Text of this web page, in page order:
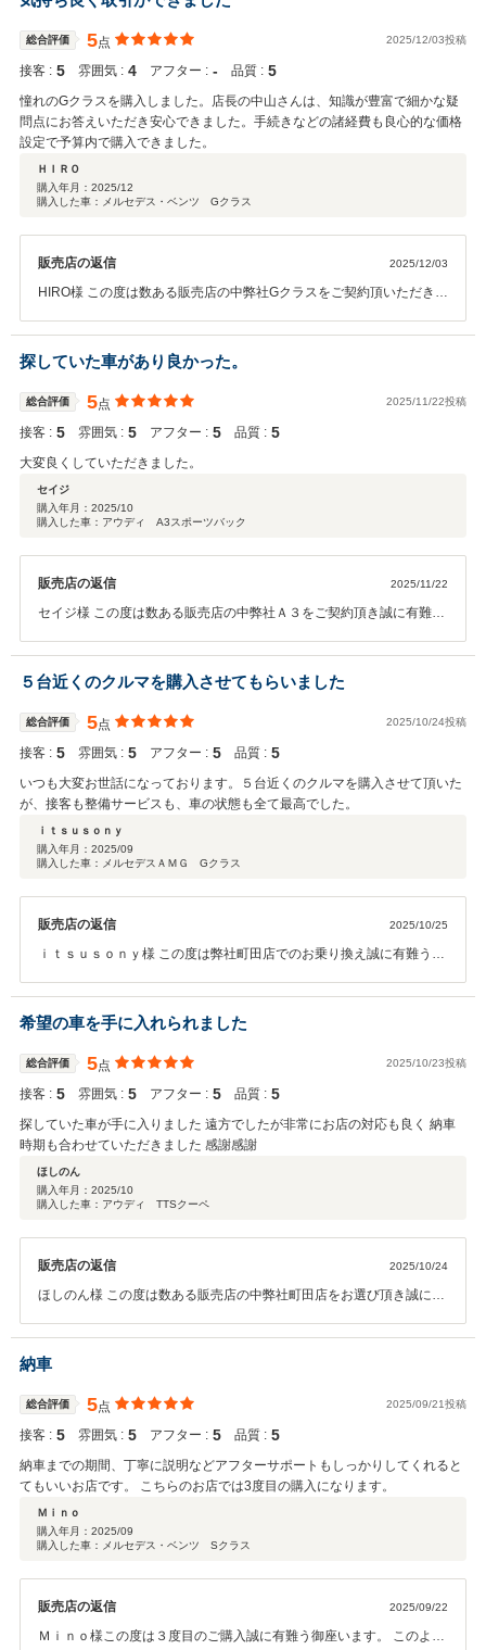
す。 中山
総合評価 5点 2025/12/03投稿
接客 : 5 雰囲気 : 4 アフター : ‐ 品質 : 5
憧れのGクラスを購入しました。店長の中山さんは、知識が豊富で細かな疑
問点にお答えいただき安心できました。手続きなどの諸経費も良心的な価格
設定で予算内で購入できました。
ＨＩＲＯ
購入年月： 2025/12
購入した車：メルセデス・ベンツ Gクラス
販売店の返信 2025/12/03
HIRO様 この度は数ある販売店の中弊社Gクラスをご契約頂いただき誠
家族でじっくりご検討頂け私も安心してご紹介出来ました。 本日無事
ご納車出来ましたこと嬉しく思っております。 今後もメンテナンスや
車検など精一杯サポートさせて頂きますので引き続きどうぞ宜しくお
願い致します。 それではGクラスライフを存分にお楽しみください！
中山
探していた車があり良かった。
総合評価 5点 2025/11/22投稿
接客 : 5 雰囲気 : 5 アフター : 5 品質 : 5
大変良くしていただきました。
セイジ
購入年月： 2025/10
購入した車：アウディ A3スポーツバック
販売店の返信 2025/11/22
セイジ様 この度は数ある販売店の中弊社Ａ３をご契約頂き誠に有難う
ます。 いつも穏やかな雰囲気で、お車がお好きな様子やお二人の仲の
良さが感じられ よいご納車日を迎えられたと安心致しました＾＾ これ
からも車検やメンテナンス等末長くお付き合いが出来れば幸いです。
それでは今後ともアビックスグループをどうぞ宜しくお願い致しま
す。 中山
５台近くのクルマを購入させてもらいました
総合評価 5点 2025/10/24投稿
接客 : 5 雰囲気 : 5 アフター : 5 品質 : 5
いつも大変お世話になっております。５台近くのクルマを購入させて頂いた
が、接客も整備サービスも、車の状態も全て最高でした。
ｉｔｓｕｓｏｎｙ
購入年月： 2025/09
購入した車：メルセデスＡＭＧ Gクラス
販売店の返信 2025/10/25
ｉｔｓｕｓｏｎｙ様 この度は弊社町田店でのお乗り換え誠に有難う御
状態を拝見出来るのを楽しみにしております＾＾ いつもお手続き等ス
ムーズなご対応誠に感謝しております。 これからもｉｔｓｕｓｏｎｙ
様のご期待に応えられるよう魅力的な車両を取り揃えて参りますので
引き続きご注目頂けましたら幸いです！ それでは今後ともＡＶＩＸ
希望の車を手に入れられました
総合評価 5点 2025/10/23投稿
接客 : 5 雰囲気 : 5 アフター : 5 品質 : 5
探していた車が手に入りました 遠方でしたが非常にお店の対応も良く 納車
時期も合わせていただきました 感謝感謝
ほしのん
購入年月： 2025/10
購入した車：アウディ TTSクーペ
販売店の返信 2025/10/24
ほしのん様 この度は数ある販売店の中弊社町田店をお選び頂き誠に有
方にもかかわらずお問い合わせ時から信用して頂きお任せ頂けたこと
嬉しく思っております。 お手続きに関しましてもスムーズにご準備頂
るようスタッフ一同より一層努力して参ります！ それでは今後ともＡ
納車
総合評価 5点 2025/09/21投稿
接客 : 5 雰囲気 : 5 アフター : 5 品質 : 5
納車までの期間、丁寧に説明などアフターサポートもしっかりしてくれると
てもいいお店です。 こちらのお店では3度目の購入になります。
Ｍｉｎｏ
購入年月： 2025/09
購入した車：メルセデス・ベンツ Sクラス
販売店の返信 2025/09/22
Ｍｉｎｏ様この度は３度目のご購入誠に有難う御座います。 このよう